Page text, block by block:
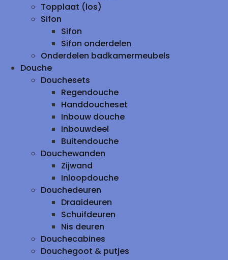
Topplaat (los)
Sifon
Sifon
Sifon onderdelen
Onderdelen badkamermeubels
Douche
Douchesets
Regendouche
Handdoucheset
Inbouw douche
inbouwdeel
Buitendouche
Douchewanden
Zijwand
Inloopdouche
Douchedeuren
Draaideuren
Schuifdeuren
Nis deuren
Douchecabines
Douchegoot & putjes